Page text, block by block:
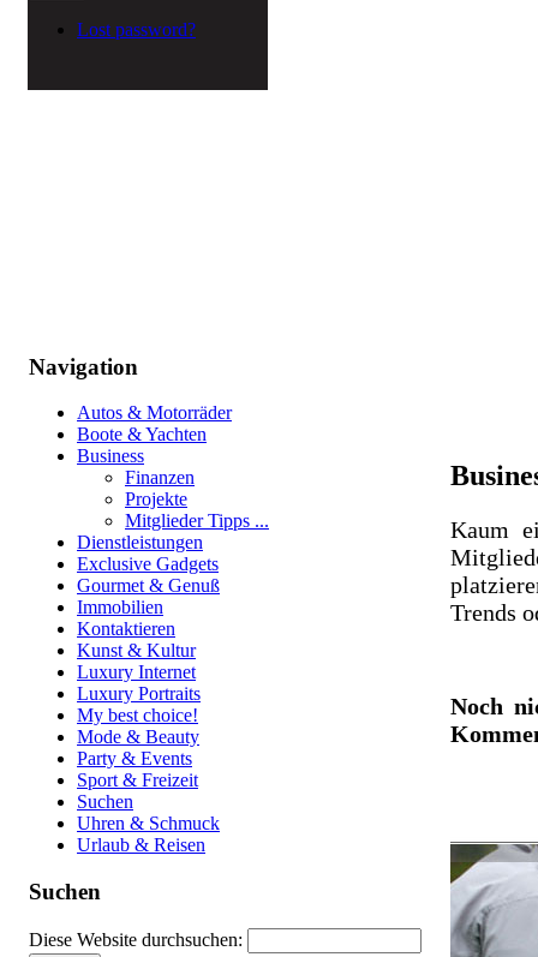
Lost password?
Navigation
Autos & Motorräder
Boote & Yachten
Business
Finanzen
Projekte
Mitglieder Tipps ...
Dienstleistungen
Exclusive Gadgets
Gourmet & Genuß
Immobilien
Kontaktieren
Kunst & Kultur
Luxury Internet
Luxury Portraits
My best choice!
Mode & Beauty
Party & Events
Sport & Freizeit
Suchen
Uhren & Schmuck
Urlaub & Reisen
Suchen
Diese Website durchsuchen:
Kaum
Trends
Noch